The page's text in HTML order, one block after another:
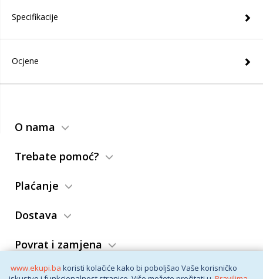
www.ekupi.ba koristi kolačiće kako bi poboljšao Vaše korisničko
Specifikacije
Ocjene
O nama
Trebate pomoć?
Plaćanje
Dostava
Povrat i zamjena
Opći uslovi